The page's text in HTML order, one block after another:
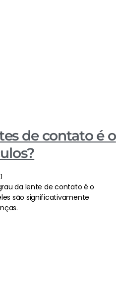
de contato é o
da lente de contato é o
são significativamente